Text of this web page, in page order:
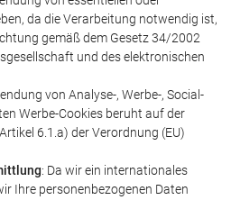
da die Verarbeitung notwendig ist,
gemäß dem Gesetz 34/2002
und des elektronischen
von Analyse-, Werbe-, Social-
Werbe-Cookies beruht auf der
6.1.a) der Verordnung (EU)
: Da wir ein internationales
Ihre personenbezogenen Daten